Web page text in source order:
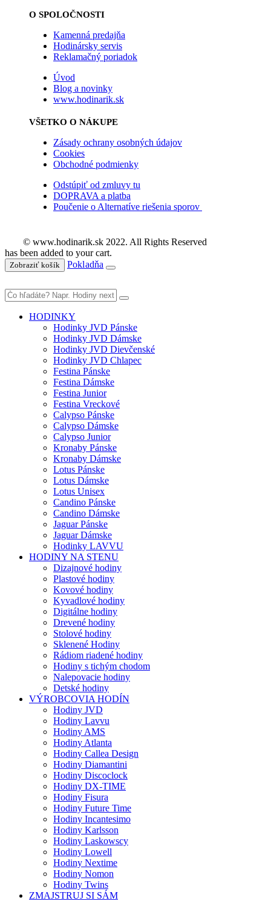
O SPOLOČNOSTI
Kamenná predajňa
Hodinársky servis
Reklamačný poriadok
Úvod
Blog a novinky
www.hodinarik.sk
VŠETKO O NÁKUPE
Zásady ochrany osobných údajov
Cookies
Obchodné podmienky
Odstúpiť od zmluvy tu
DOPRAVA a platba
Poučenie o Alternatíve riešenia sporov
© www.hodinarik.sk 2022. All Rights Reserved
has been added to your cart.
Zobraziť košík Pokladňa
HODINKY
Hodinky JVD Pánske
Hodinky JVD Dámske
Hodinky JVD Dievčenské
Hodinky JVD Chlapec
Festina Pánske
Festina Dámske
Festina Junior
Festina Vreckové
Calypso Pánske
Calypso Dámske
Calypso Junior
Kronaby Pánske
Kronaby Dámske
Lotus Pánske
Lotus Dámske
Lotus Unisex
Candino Pánske
Candino Dámske
Jaguar Pánske
Jaguar Dámske
Hodinky LAVVU
HODINY NA STENU
Dizajnové hodiny
Plastové hodiny
Kovové hodiny
Kyvadlové hodiny
Digitálne hodiny
Drevené hodiny
Stolové hodiny
Sklenené Hodiny
Rádiom riadené hodiny
Hodiny s tichým chodom
Nalepovacie hodiny
Detské hodiny
VÝROBCOVIA HODÍN
Hodiny JVD
Hodiny Lavvu
Hodiny AMS
Hodiny Atlanta
Hodiny Callea Design
Hodiny Diamantini
Hodiny Discoclock
Hodiny DX-TIME
Hodiny Fisura
Hodiny Future Time
Hodiny Incantesimo
Hodiny Karlsson
Hodiny Laskowscy
Hodiny Lowell
Hodiny Nextime
Hodiny Nomon
Hodiny Twins
ZMAJSTRUJ SI SÁM